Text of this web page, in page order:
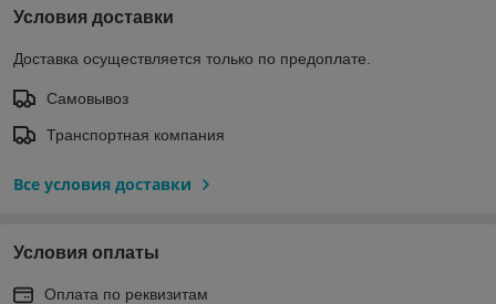
Условия доставки
Доставка осуществляется только по предоплате.
Самовывоз
Транспортная компания
Все условия доставки
Условия оплаты
Оплата по реквизитам